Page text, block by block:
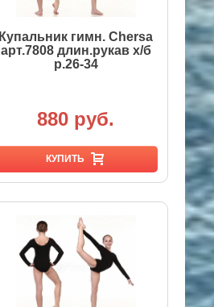
Купальник гимн. Chersa
арт.7808 длин.рукав х/б
р.26-34
880 руб.
КУПИТЬ